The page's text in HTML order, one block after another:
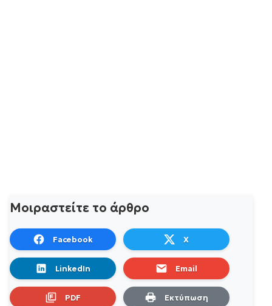
Μοιραστείτε το άρθρο
Facebook X
LinkedIn Email
PDF Εκτύπωση